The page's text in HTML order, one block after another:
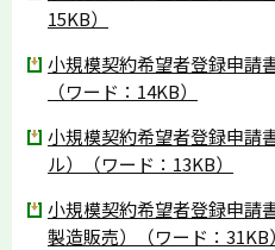
15KB）
小規模契約希望者登録申請
（ワード：14KB）
小規模契約希望者登録申請
ル）（ワード：13KB）
小規模契約希望者登録申請
製造販売）（ワード：31KB）